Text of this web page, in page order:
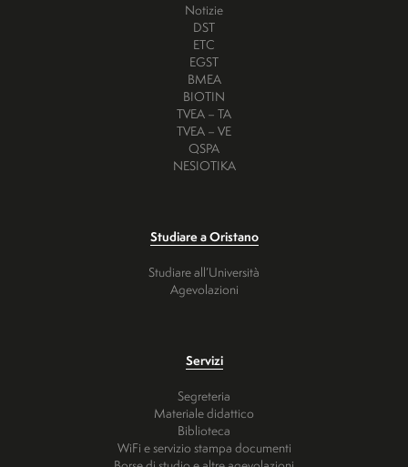
Notizie
DST
ETC
EGST
BMEA
BIOTIN
TVEA – TA
TVEA – VE
QSPA
NESIOTIKA
Studiare a Oristano
Studiare all’Università
Agevolazioni
Servizi
Segreteria
Materiale didattico
Biblioteca
WiFi e servizio stampa documenti